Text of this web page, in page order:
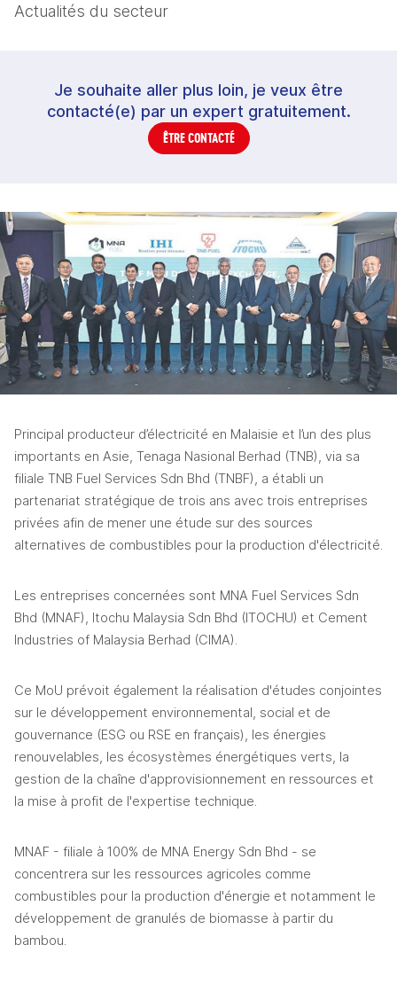
Actualités du secteur
Je souhaite aller plus loin, je veux être
contacté(e) par un expert gratuitement.
ÊTRE CONTACTÉ
Principal producteur d’électricité en Malaisie et l’un des plus
importants en Asie, Tenaga Nasional Berhad (TNB), via sa
filiale TNB Fuel Services Sdn Bhd (TNBF), a établi un
partenariat stratégique de trois ans avec trois entreprises
privées afin de mener une étude sur des sources
alternatives de combustibles pour la production d'électricité.
Les entreprises concernées sont MNA Fuel Services Sdn
Bhd (MNAF), Itochu Malaysia Sdn Bhd (ITOCHU) et Cement
Industries of Malaysia Berhad (CIMA).
Ce MoU prévoit également la réalisation d'études conjointes
sur le développement environnemental, social et de
gouvernance (ESG ou RSE en français), les énergies
renouvelables, les écosystèmes énergétiques verts, la
gestion de la chaîne d'approvisionnement en ressources et
la mise à profit de l'expertise technique.
MNAF - filiale à 100% de MNA Energy Sdn Bhd - se
concentrera sur les ressources agricoles comme
combustibles pour la production d'énergie et notamment le
développement de granulés de biomasse à partir du
bambou.